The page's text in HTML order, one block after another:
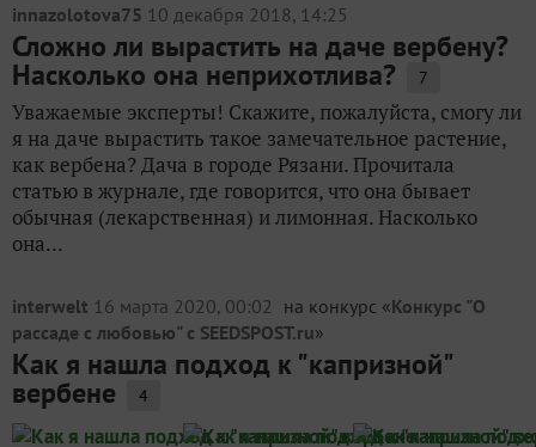
innazolotova75 10 декабря 2018, 14:25
Сложно ли вырастить на даче вербену?
Насколько она неприхотлива? 7
Уважаемые эксперты! Скажите, пожалуйста, смогу ли
я на даче вырастить такое замечательное растение,
как вербена? Дача в городе Рязани. Прочитала
статью в журнале, где говорится, что она бывает
обычная (лекарственная) и лимонная. Насколько
она...
interwelt 16 марта 2020, 00:02 на конкурс «Конкурс "О
рассаде с любовью" с SEEDSPOST.ru»
Как я нашла подход к "капризной"
вербене 4